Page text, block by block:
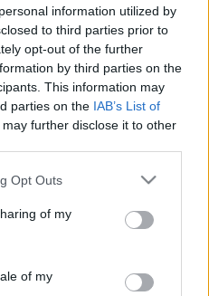
information utilized by
to third parties prior to
opt-out of the further
by third parties on the
This information may
parties on the IAB’s List of
may further disclose it to other
uses one or more Google
behaviour. You may click to
and its third-party tags to
purposes in below Google
Opt Outs
of my
of my
időmanagment nem
Az úszásom megvolt
is.
nem lehet
mit.
az új melómmal